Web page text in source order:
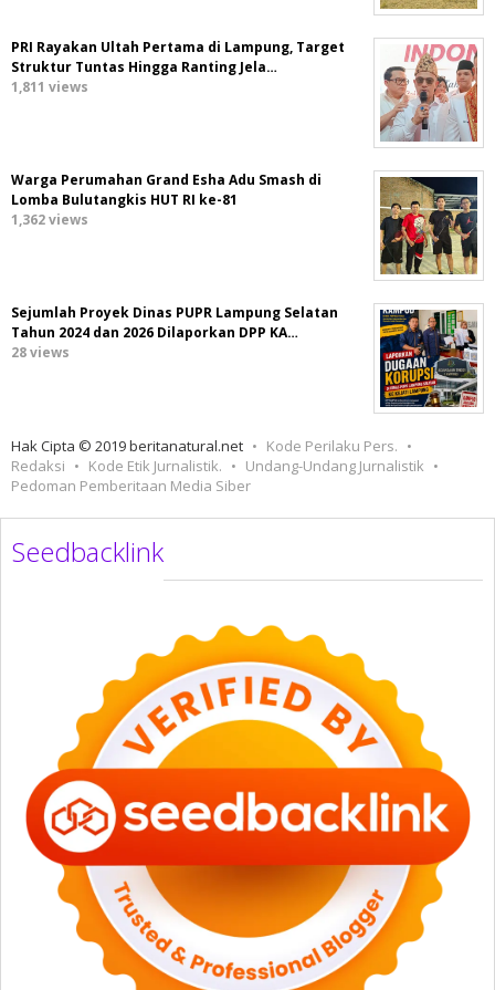
PRI Rayakan Ultah Pertama di Lampung, Target
Struktur Tuntas Hingga Ranting Jela…
1,811 views
Warga Perumahan Grand Esha Adu Smash di
Lomba Bulutangkis HUT RI ke-81
1,362 views
Sejumlah Proyek Dinas PUPR Lampung Selatan
Tahun 2024 dan 2026 Dilaporkan DPP KA…
28 views
Hak Cipta © 2019 beritanatural.net
Kode Perilaku Pers.
Redaksi
Kode Etik Jurnalistik.
Undang-Undang Jurnalistik
Pedoman Pemberitaan Media Siber
Seedbacklink